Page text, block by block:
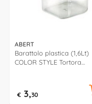
ABERT
Barattolo plastica (1,6Lt)
COLOR STYLE Tortora
€ 3,30